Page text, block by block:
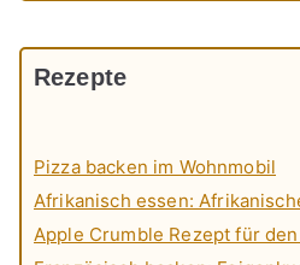
Rezepte
Pizza backen im Wohnmobil
Afrikanisch essen:
Apple Crumble Rezept für